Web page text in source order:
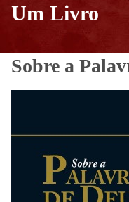
Um Livro
Sobre a